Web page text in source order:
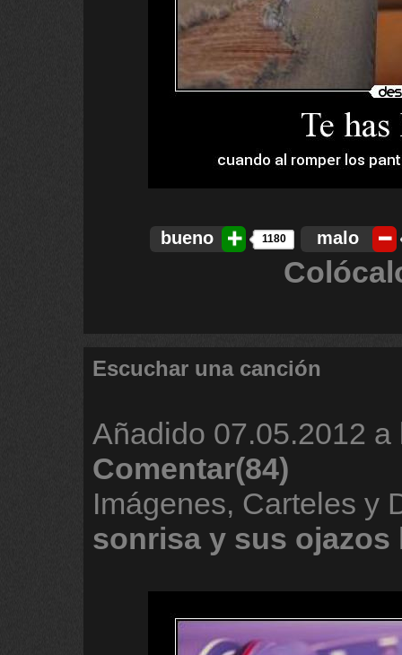
bueno 1180 malo
Escuchar una canción
Añadido 07.05.2012 a
Comentar(84)
Imágenes, Carteles y
sonrisa y sus ojazos